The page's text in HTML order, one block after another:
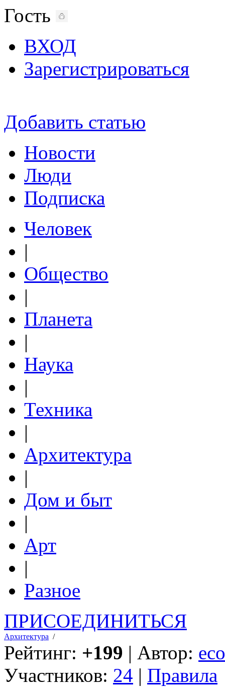
Гость
ВХОД
Зарегистрироваться
Добавить статью
Новости
Люди
Подписка
Человек
|
Общество
|
Планета
|
Наука
|
Техника
|
Архитектура
|
Дом и быт
|
Арт
|
Разное
ПРИСОЕДИНИТЬСЯ
Архитектура /
Рейтинг: +199 | Автор:
Участников: 24 | Правила